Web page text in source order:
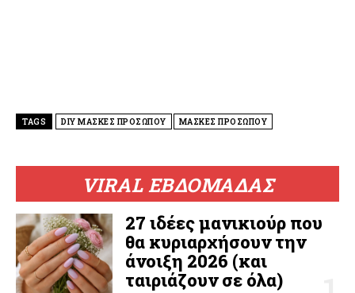
VIRAL ΕΒΔΟΜΑΔΑΣ
27 ιδέες μανικιούρ που
θα κυριαρχήσουν την
άνοιξη 2026 (και
ταιριάζουν σε όλα)
TAGS DIY ΜΑΣΚΕΣ ΠΡΟΣΩΠΟΥ ΜΑΣΚΕΣ ΠΡΟΣΩΠΟΥ